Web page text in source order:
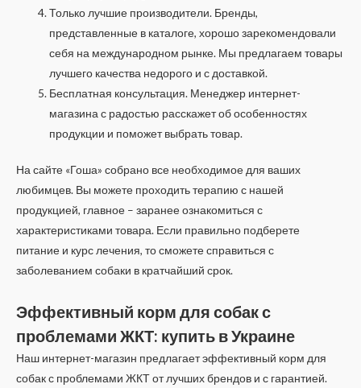
Только лучшие производители. Бренды,
представленные в каталоге, хорошо зарекомендовали
себя на международном рынке. Мы предлагаем товары
лучшего качества недорого и с доставкой.
Бесплатная консультация. Менеджер интернет-
магазина с радостью расскажет об особенностях
продукции и поможет выбрать товар.
На сайте «Гоша» собрано все необходимое для ваших
любимцев. Вы можете проходить терапию с нашей
продукцией, главное – заранее ознакомиться с
характеристиками товара. Если правильно подберете
питание и курс лечения, то сможете справиться с
заболеванием собаки в кратчайший срок.
Эффективный корм для собак с
проблемами ЖКТ: купить в Украине
Наш интернет-магазин предлагает эффективный корм для
собак с проблемами ЖКТ от лучших брендов и с гарантией.